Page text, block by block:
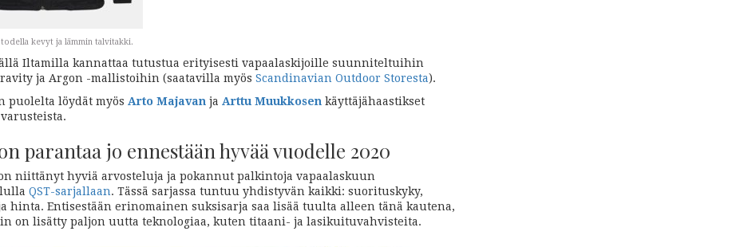
kevyt ja lämmin talvitakki.
Iltamilla kannattaa tutustua erityisesti vapaalaskijoille suunniteltuihin
ja Argon -mallistoihin (saatavilla myös Scandinavian Outdoor Storesta).
puolelta löydät myös Arto Majavan ja Arttu Muukkosen käyttäjähaastikset
parantaa jo ennestään hyvää vuodelle 2020
niittänyt hyviä arvosteluja ja pokannut palkintoja vapaalaskuun
QST-sarjallaan. Tässä sarjassa tuntuu yhdistyvän kaikki: suorituskyky,
hinta. Entisestään erinomainen suksisarja saa lisää tuulta alleen tänä kautena,
on lisätty paljon uutta teknologiaa, kuten titaani- ja lasikuituvahvisteita.